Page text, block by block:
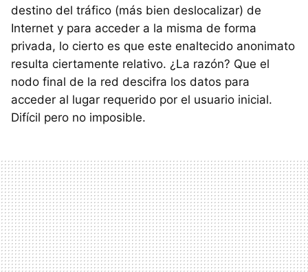
destino del tráfico (más bien deslocalizar) de
Internet y para acceder a la misma de forma
privada, lo cierto es que este enaltecido anonimato
resulta ciertamente relativo. ¿La razón? Que el
nodo final de la red descifra los datos para
acceder al lugar requerido por el usuario inicial.
Difícil pero no imposible.